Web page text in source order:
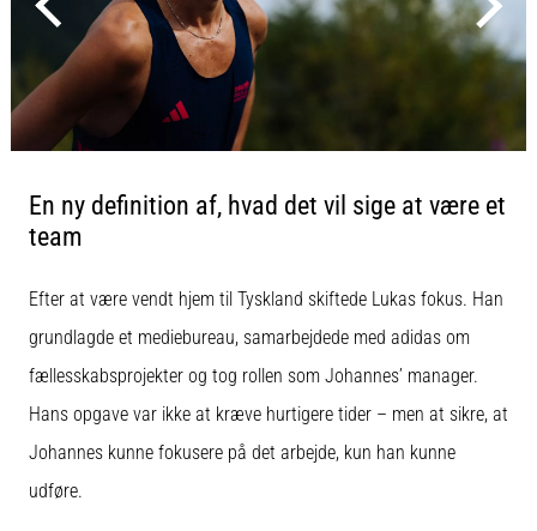
almindeligt
helbredsproblem,
løbere
oplever.
…
Vis
En ny definition af, hvad det vil sige at være et
team
Efter at være vendt hjem til Tyskland skiftede Lukas fokus. Han
grundlagde et mediebureau, samarbejdede med adidas om
fællesskabsprojekter og tog rollen som Johannes’ manager.
Hans opgave var ikke at kræve hurtigere tider – men at sikre, at
Johannes kunne fokusere på det arbejde, kun han kunne
udføre.